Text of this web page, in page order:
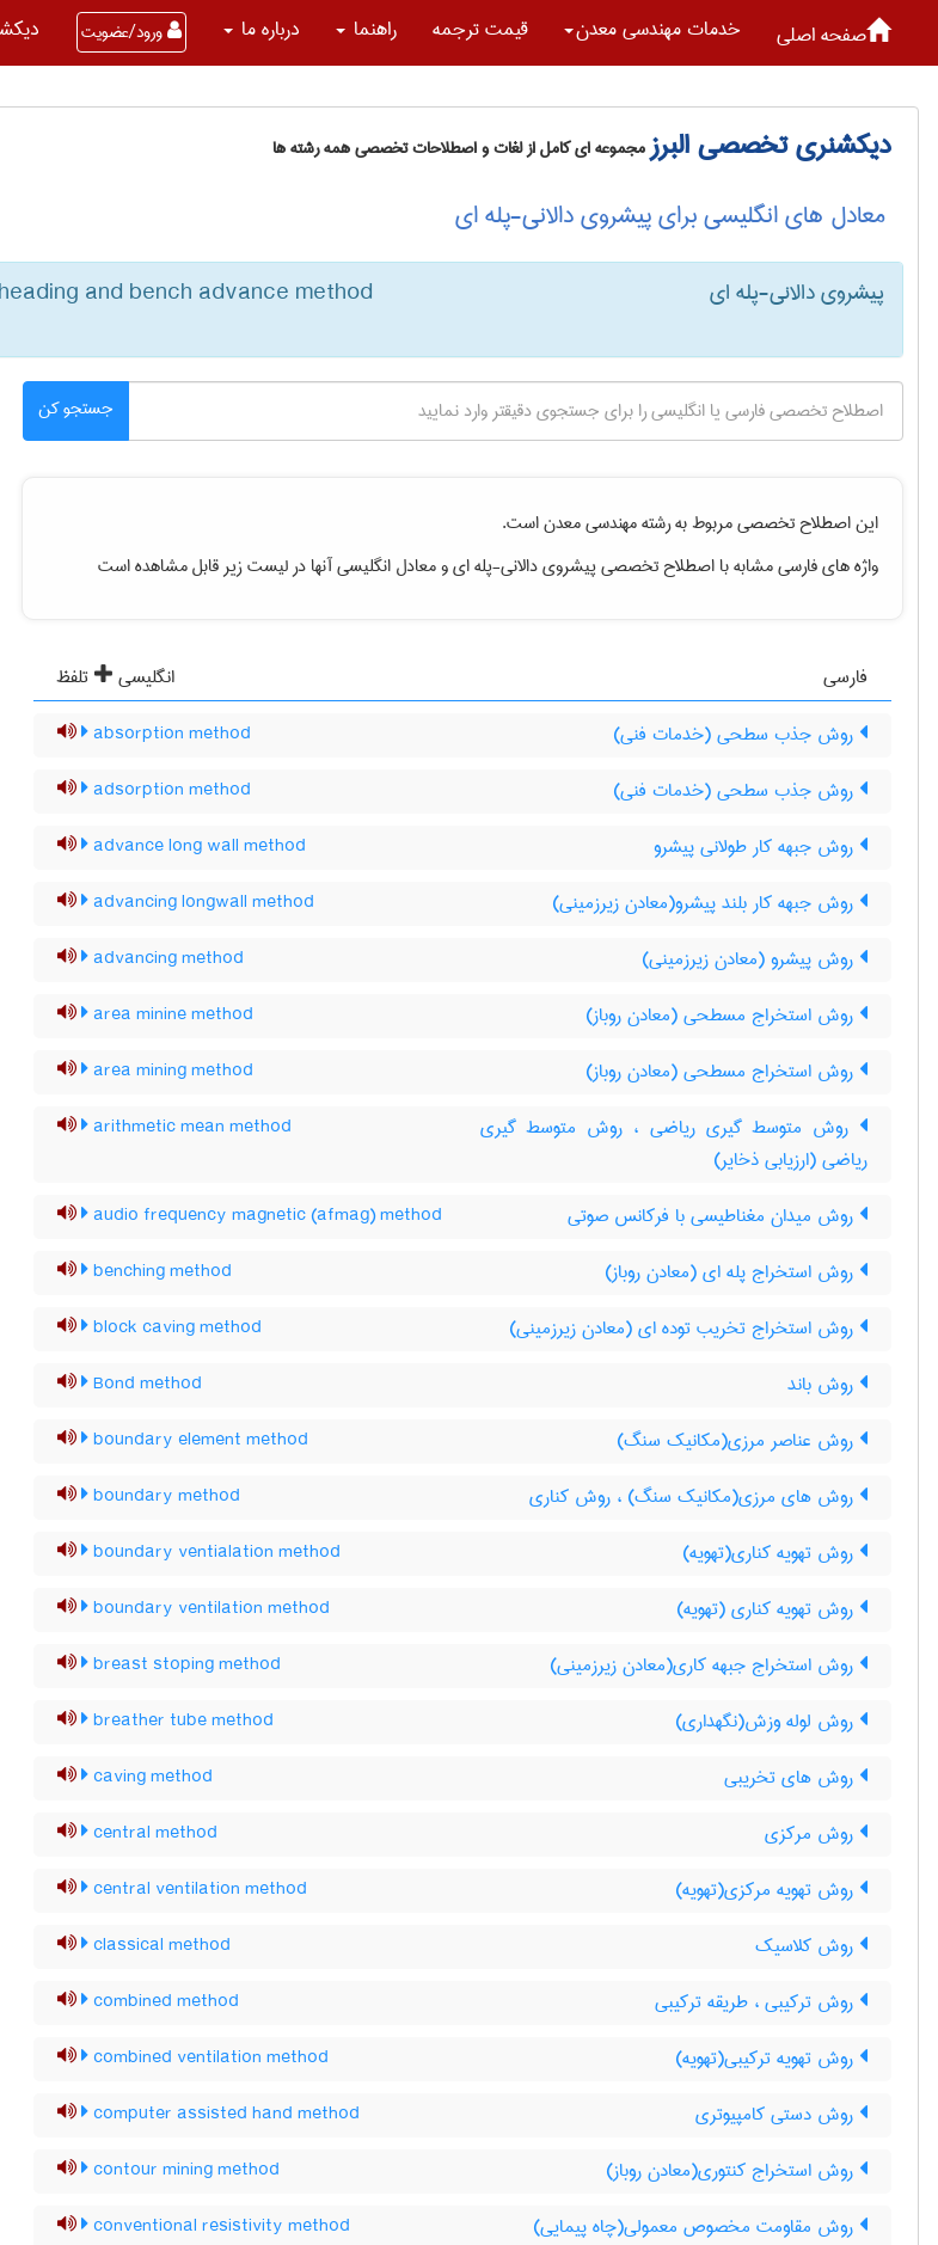
صفحه اصلی خدمات مهندسی معدن قیمت ترجمه راهنما درباره ما ورود/عضویت
دیکشنری تخصصی البرزمجموعه ای کامل از لغات و اصطلاحات تخصصی همه رشته ها
معادل های انگلیسی برای پیشروی دالانی-پله ای
پیشروی دالانی-پله ای heading and bench advance method
جستجو کن
این اصطلاح تخصصی مربوط به رشتهمهندسی معدناست.
واژه های فارسی مشابه با اصطلاح تخصصیپیشروی دالانی-پله ایو معادل انگلیسی آنها در لیست زیر قابل مشاهده است
فارسی انگلیسی
تلفظ
روش جذب سطحی (خدمات فنی)
absorption method
روش جذب سطحی (خدمات فنی) adsorption method
روش جبهه کار طولانی پیشرو advance long wall method
روش جبهه کار بلند پیشرو(معادن زیرزمینی) advancing longwall method
روش پیشرو (معادن زیرزمینی) advancing method
روش استخراج مسطحی (معادن روباز) area minine method
روش استخراج مسطحی (معادن روباز) area mining method
روش متوسط گیری ریاضی ، روش متوسط گیری
ریاضی (ارزیابی ذخایر)
arithmetic mean method
روش میدان مغناطیسی با فرکانس صوتی audio frequency magnetic (afmag) method
روش استخراج پله ای (معادن روباز) benching method
روش استخراج تخریب توده ای (معادن زیرزمینی) block caving method
روش باند Bond method
روش عناصر مرزی(مکانیک سنگ) boundary element method
روش های مرزی(مکانیک سنگ) ، روش کناری boundary method
روش تهویه کناری(تهویه) boundary ventialation method
روش تهویه کناری (تهویه) boundary ventilation method
روش استخراج جبهه کاری(معادن زیرزمینی) breast stoping method
روش لوله وزش(نگهداری) breather tube method
روش های تخریبی caving method
روش مرکزی central method
روش تهویه مرکزی(تهویه) central ventilation method
روش کلاسیک classical method
روش ترکیبی ، طریقه ترکیبی combined method
روش تهویه ترکیبی(تهویه) combined ventilation method
روش دستی کامپیوتری computer assisted hand method
روش استخراج کنتوری(معادن روباز) contour mining method
روش مقاومت مخصوص معمولی(چاه پیمایی) conventional resistivity method